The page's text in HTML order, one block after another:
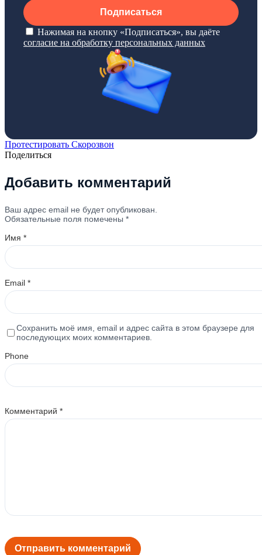
Подписаться
Нажимая на кнопку «Подписаться», вы даёте
согласие на обработку персональных данных
Протестировать Скорозвон
Поделиться
Добавить комментарий
Ваш адрес email не будет опубликован.
Обязательные поля помечены *
Имя *
Email *
Сохранить моё имя, email и адрес сайта в этом браузере для
последующих моих комментариев.
Phone
Комментарий *